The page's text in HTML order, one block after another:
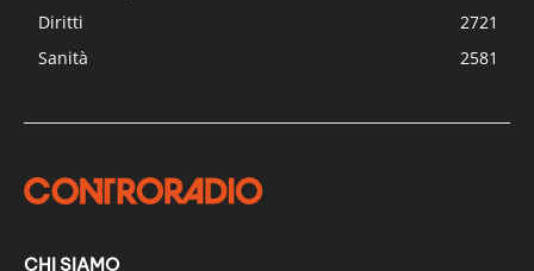
Diritti
2721
Sanità
2581
CHI SIAMO